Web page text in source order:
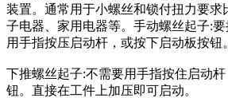
装置。通常用于小螺丝和锁付扭力要求
子电器、家用电器等。手动螺丝起子:
用手指按压启动杆，或按下启动板按钮。
下推螺丝起子:不需要用手指按住启动
钮。直接在工件上加压即可启动。